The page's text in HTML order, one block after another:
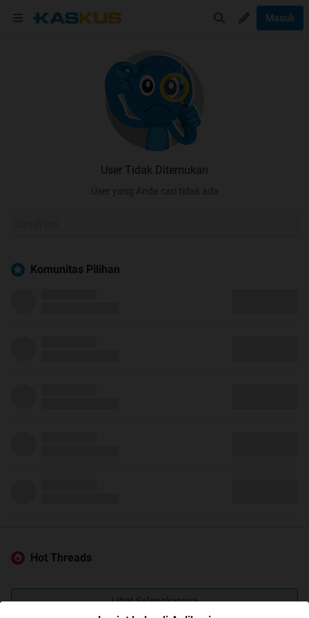
Masuk
User Tidak Ditemukan
User yang Anda cari tidak ada
Komunitas Pilihan
Hot Threads
Lihat Selengkapnya